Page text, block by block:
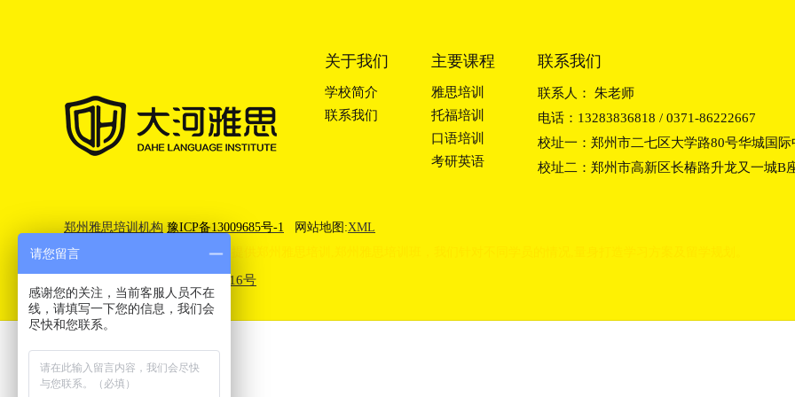
关于我们
学校简介
联系我们
主要课程
雅思培训
托福培训
口语培训
考研英语
联系我们
联系人： 朱老师
电话：13283836818 / 0371-86222667
校址一：郑州市二七区大学路80号华城国际
校址二：郑州市高新区长椿路升龙又一城B
郑州雅思培训机构 豫ICP备13009685号-1 网站地图:XML
郑州大河雅思(IELTS)培训学校提供
豫公网安备41010302003416号
请您留言
感谢您的关注，当前客服人员不在
线，请填写一下您的信息，我们会
尽快和您联系。